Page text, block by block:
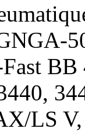
LS